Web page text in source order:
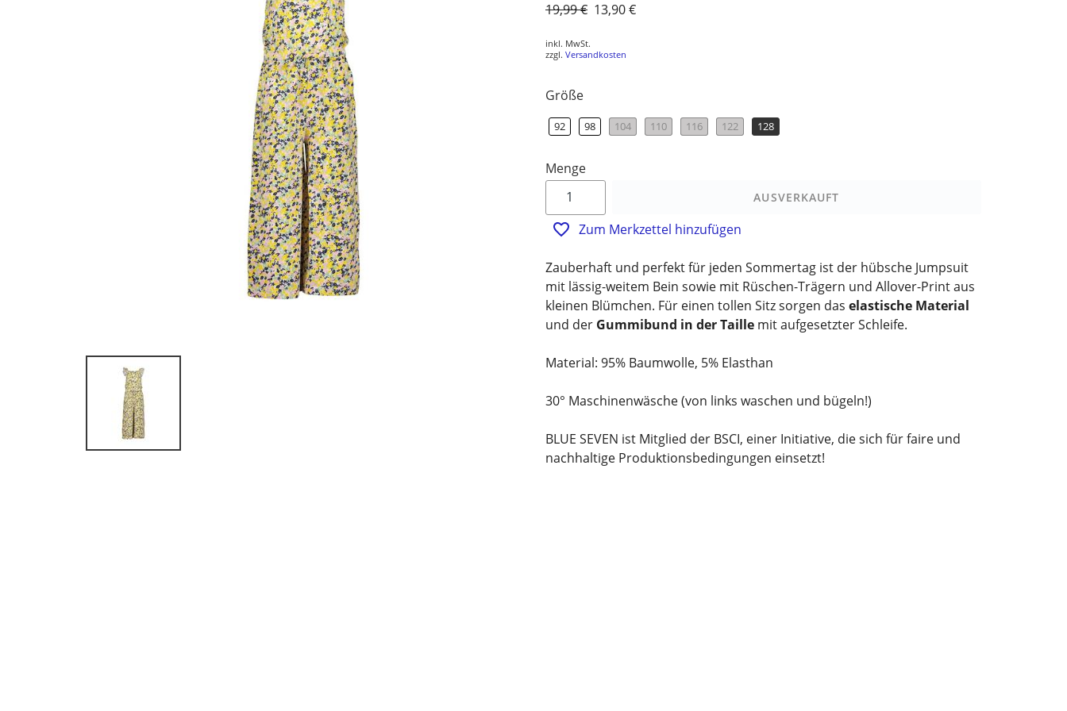
Normaler
19,99 € Sonderpreis
13,90 €
inkl. MwSt.
zzgl. Versandkosten
Größe
92 98 104 110 116 122 128
Menge
AUSVERKAUFT
Zum Merkzettel hinzufügen
Zauberhaft und perfekt für jeden Sommertag ist der hübsche Jumpsuit
mit lässig-weitem Bein sowie mit Rüschen-Trägern und Allover-Print aus
kleinen Blümchen. Für einen tollen Sitz sorgen das elastische Material
und der Gummibund in der Taille mit aufgesetzter Schleife.
Material: 95% Baumwolle, 5% Elasthan
30° Maschinenwäsche (von links waschen und bügeln!)
BLUE SEVEN ist Mitglied der BSCI, einer Initiative, die sich für faire und
nachhaltige Produktionsbedingungen einsetzt!